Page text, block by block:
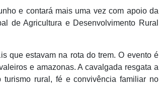
e contará mais uma vez com apoio da
de Agricultura e Desenvolvimento Rural
que estavam na rota do trem. O evento é
e amazonas. A cavalgada resgata a
rural, fé e convivência familiar no